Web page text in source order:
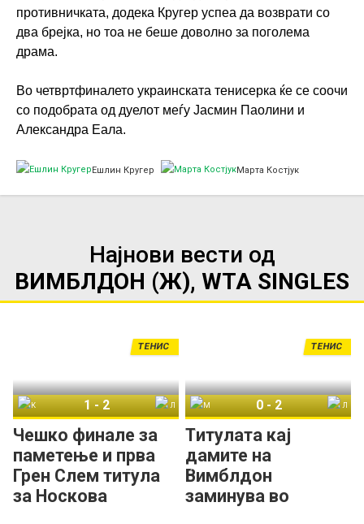
противничката, додека Кругер успеа да возврати со
два брејка, но тоа не беше доволно за поголема
драма.
Во четвртфиналето украинската тенисерка ќе се соочи
со подобрата од дуелот меѓу Јасмин Паолини и
Александра Еалa.
Ешлин Кругер Марта Костјук
Најнови вести од
ВИМБЛДОН (Ж), WTA SINGLES
Чешко финале за
паметење и прва
Грен Слем титула
за Носкова
ТЕНИС
1 - 2
Титулата кај
дамите на
Вимблдон
заминува во
ТЕНИС
0 - 2